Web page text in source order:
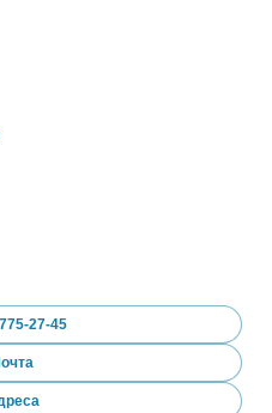
27-45